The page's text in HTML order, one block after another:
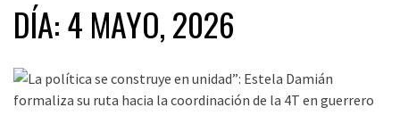
DÍA:4 MAYO, 2026